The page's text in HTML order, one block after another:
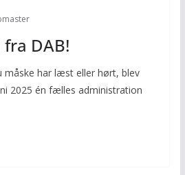
DAB!
måske har læst eller hørt, blev
2025 én fælles administration